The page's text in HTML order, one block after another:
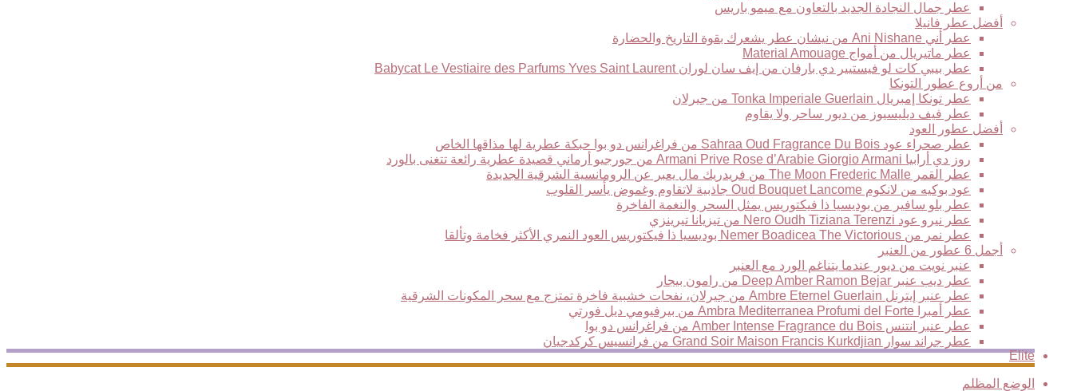
عطر جمال النجادة الجديد بالتعاون مع ميمو باريس
أفضل عطر فانيلا
عطر أني Ani Nishane من نيشان عطر يشعرك بقوة التاريخ والحضارة
عطر ماتيريال من أمواج Material Amouage
عطر بيبي كات لو فيستيير دي بارفان من إيف سان لوران Babycat Le Vestiaire des Parfums Yves Saint Laurent
من أروع عطور التونكا
عطر تونكا إمبريال Tonka Imperiale Guerlain من جيرلان
عطر فيف ديليسيوز من ديور ساحر ولا يقاوم
أفضل عطور العود
عطر صحراء عود Sahraa Oud Fragrance Du Bois من فراغرانس دو بوا حبكة عطرية لها مذاقها الخاص
روز دي أرابيا Armani Prive Rose d’Arabie Giorgio Armani من جورجيو أرماني قصيدة عطرية رائعة تتغنى بالورد
عطر القمر The Moon Frederic Malle من فريدريك مال يعبر عن الرومانسية الشرقية الجديدة
عود بوكيه من لانكوم Oud Bouquet Lancome جاذبية لاتقاوم وغموض يأسر القلوب
عطر بلو سافير من بوديسيا ذا فيكتوريس يمثل السحر والنغمة الفاخرة
عطر نيرو عود Nero Oudh Tiziana Terenzi من تيزيانا تيرينزي
عطر نمر من Nemer Boadicea The Victorious بوديسيا ذا فيكتوريس العود النمري الأكثر فخامة وتألقا
أجمل 6 عطور من العنبر
عنبر نويت من ديور عندما يتناغم الورد مع العنبر
عطر ديب عنبر Deep Amber Ramon Bejar من رامون بيجار
عطر عنبر إيترنل Ambre Eternel Guerlain من جيرلان، نفحات خشبية فاخرة تمتزج مع سحر المكونات الشرقية
عطر أمبرا Ambra Mediterranea Profumi del Forte من بيرفيومي ديل فورتي
عطر عنبر انتنس Amber Intense Fragrance du Bois من فراغرانس دو بوا
عطر جراند سوار Grand Soir Maison Francis Kurkdjian من فرانسيس كركدجيان
Elite
الوضع المظلم